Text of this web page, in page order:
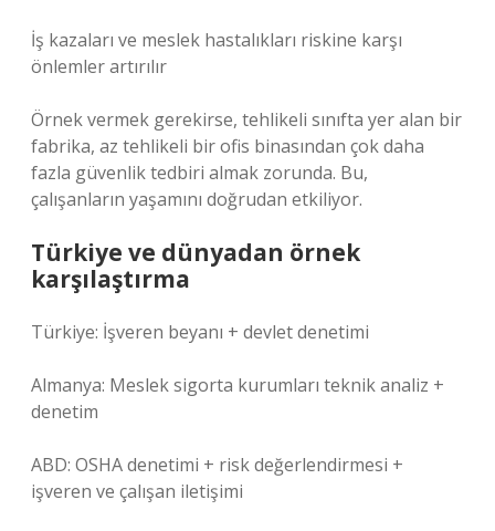
İş kazaları ve meslek hastalıkları riskine karşı
önlemler artırılır
Örnek vermek gerekirse, tehlikeli sınıfta yer alan bir
fabrika, az tehlikeli bir ofis binasından çok daha
fazla güvenlik tedbiri almak zorunda. Bu,
çalışanların yaşamını doğrudan etkiliyor.
Türkiye ve dünyadan örnek
karşılaştırma
Türkiye: İşveren beyanı + devlet denetimi
Almanya: Meslek sigorta kurumları teknik analiz +
denetim
ABD: OSHA denetimi + risk değerlendirmesi +
işveren ve çalışan iletişimi